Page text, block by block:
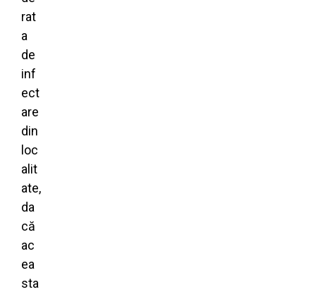
rat
a
de
inf
ect
are
din
loc
alit
ate,
da
că
ac
ea
sta